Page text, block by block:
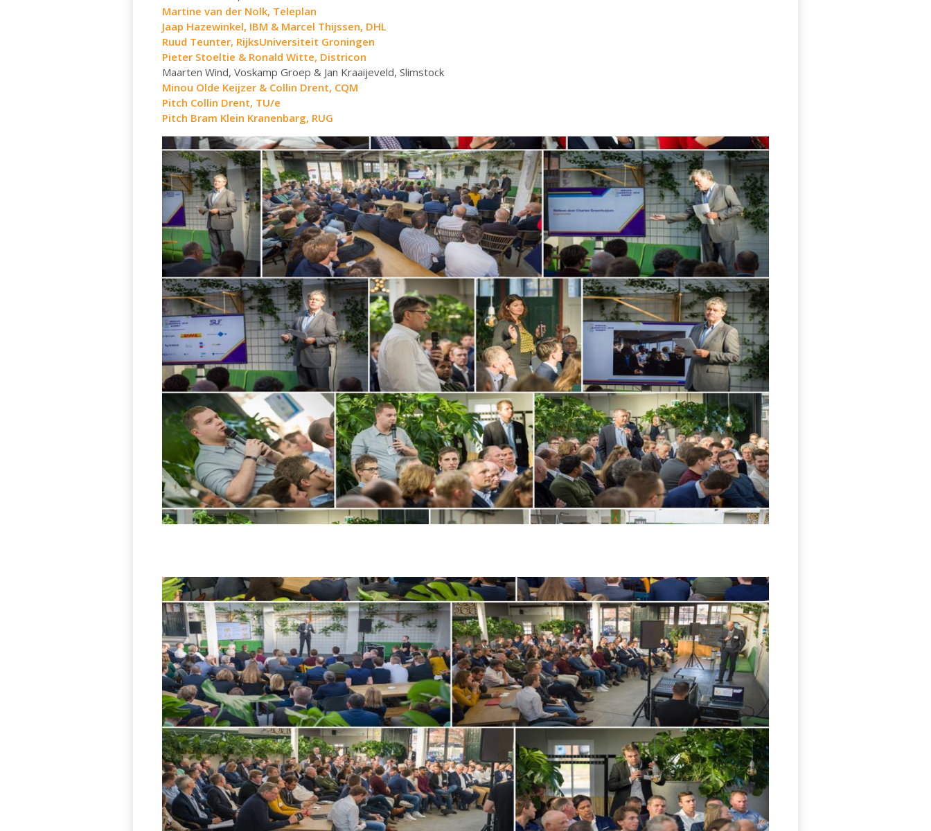
Martine van der Nolk, Teleplan
Jaap Hazewinkel, IBM & Marcel Thijssen, DHL
Ruud Teunter, RijksUniversiteit Groningen
Pieter Stoeltie & Ronald Witte, Districon
Maarten Wind, Voskamp Groep & Jan Kraaijeveld, Slimstock
Minou Olde Keijzer & Collin Drent, CQM
Pitch Collin Drent, TU/e
Pitch Bram Klein Kranenbarg, RUG